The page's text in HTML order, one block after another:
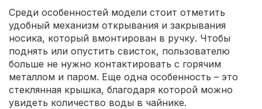
Среди особенностей модели стоит отметить
удобный механизм открывания и закрывания
носика, который вмонтирован в ручку. Чтобы
поднять или опустить свисток, пользователю
больше не нужно контактировать с горячим
металлом и паром. Еще одна особенность – это
стеклянная крышка, благодаря которой можно
увидеть количество воды в чайнике.